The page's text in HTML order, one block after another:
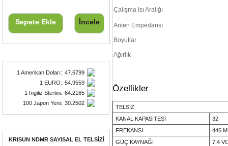
Sepete Ekle İncele
1 Amerikan Doları: 47.6799
1 EURO: 54.9559
1 İngiliz Sterlini: 64.2165
100 Japon Yeni: 30.2502
KRISUN NDMR SAYISAL EL TELSİZİ
Çalışma Isı Aralığı
Anten Empedansı
Boyutlar
Ağırlık
Özellikler
TELSİZ
KANAL KAPASİTESİ
32
FREKANSI
446
GÜÇ KAYNAĞI
7,4